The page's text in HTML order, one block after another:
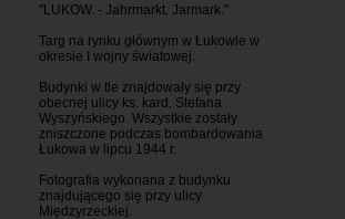
"LUKOW. - Jahrmarkt. Jarmark."
Targ na rynku głównym w Łukowie w
okresie I wojny światowej.
Budynki w tle znajdowały się przy
obecnej ulicy ks. kard. Stefana
Wyszyńskiego. Wszystkie zostały
zniszczone podczas bombardowania
Łukowa w lipcu 1944 r.
Fotografia wykonana z budynku
znajdującego się przy ulicy
Międzyrzeckiej.